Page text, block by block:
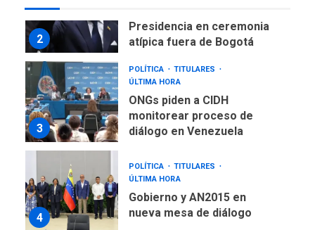
2
Presidencia en ceremonia
atípica fuera de Bogotá
3
POLÍTICA
TITULARES
ÚLTIMA HORA
ONGs piden a CIDH
monitorear proceso de
diálogo en Venezuela
4
POLÍTICA
TITULARES
ÚLTIMA HORA
Gobierno y AN2015 en
nueva mesa de diálogo